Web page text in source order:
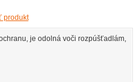
produkt
je odolná voči rozpúšťadlám,